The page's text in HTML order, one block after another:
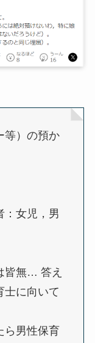
等）の預か
女児，男
皆無… 答え
士に向いて
ら男性保育